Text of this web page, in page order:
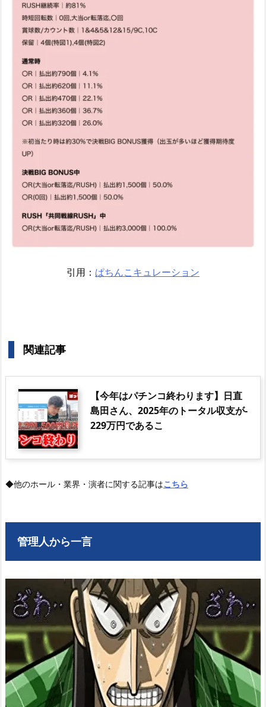
引用： ぱちんこキュレーション
関連記事
【今年はパチンコ終わります】日直
島田さん、2025年のトータル収支が-
229万円であるこ
◆他のホール・業界・演者に関する記事はこちら
管理人から一言